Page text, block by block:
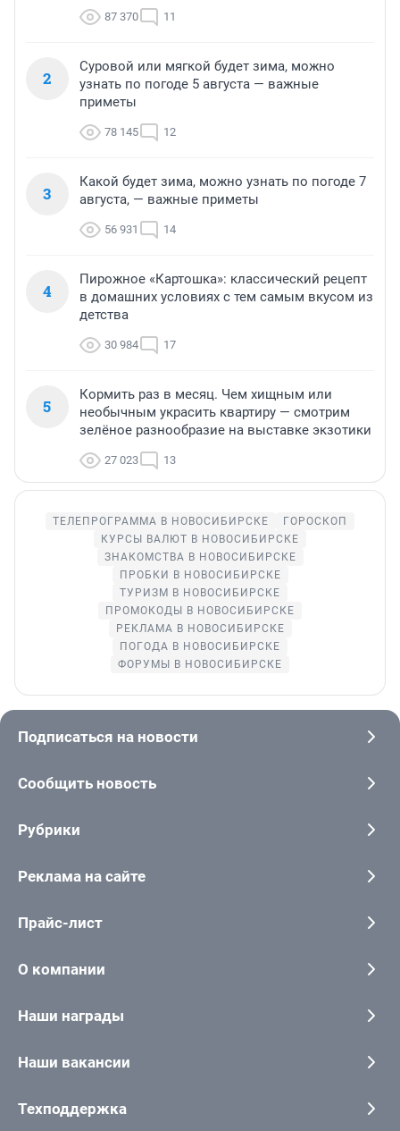
87 370 11
2
Суровой или мягкой будет зима, можно
узнать по погоде 5 августа — важные
приметы
78 145 12
3
Какой будет зима, можно узнать по погоде 7
августа, — важные приметы
56 931 14
4
Пирожное «Картошка»: классический рецепт
в домашних условиях с тем самым вкусом из
детства
30 984 17
5
Кормить раз в месяц. Чем хищным или
необычным украсить квартиру — смотрим
зелёное разнообразие на выставке экзотики
27 023 13
ТЕЛЕПРОГРАММА В НОВОСИБИРСКЕ
ГОРОСКОП
КУРСЫ ВАЛЮТ В НОВОСИБИРСКЕ
ЗНАКОМСТВА В НОВОСИБИРСКЕ
ПРОБКИ В НОВОСИБИРСКЕ
ТУРИЗМ В НОВОСИБИРСКЕ
ПРОМОКОДЫ В НОВОСИБИРСКЕ
РЕКЛАМА В НОВОСИБИРСКЕ
ПОГОДА В НОВОСИБИРСКЕ
ФОРУМЫ В НОВОСИБИРСКЕ
Подписаться на новости
Сообщить новость
Рубрики
Реклама на сайте
Прайс-лист
О компании
Наши награды
Наши вакансии
Техподдержка